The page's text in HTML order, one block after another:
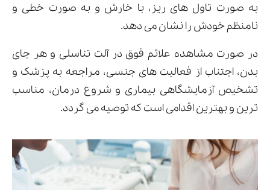
به صورت تاول های ریز، با خارش و به صورت خطی و
نامنظم خودش را نشان می دهد.
در صورت مشاهده علائم فوق در آلت تناسلی و هر جای
بدن، اجتناب از فعالیت های جنسی، مراجعه به پزشک و
تشخیص آزمایشگاهی بیماری و شروع درمان، مناسب
ترین و بهترین اقدامی است که توصیه می گردد.